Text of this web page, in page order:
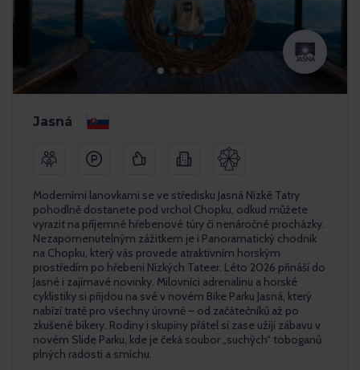
Jasná
Moderními lanovkami se ve středisku Jasná Nízké Tatry
pohodlně dostanete pod vrchol Chopku, odkud můžete
vyrazit na příjemné hřebenové túry či nenáročné procházky.
Nezapomenutelným zážitkem je i Panoramatický chodník
na Chopku, který vás provede atraktivním horským
prostředím po hřebeni Nízkých Tateer. Léto 2026 přináší do
Jasné i zajímavé novinky. Milovníci adrenalinu a horské
cyklistiky si přijdou na své v novém Bike Parku Jasná, který
nabízí tratě pro všechny úrovně – od začátečníků až po
zkušené bikery. Rodiny i skupiny přátel si zase užijí zábavu v
novém Slide Parku, kde je čeká soubor „suchých“ toboganů
plných radosti a smíchu.